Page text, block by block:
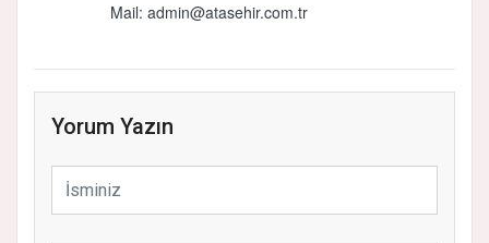
Mail: admin@atasehir.com.tr
Yorum Yazın